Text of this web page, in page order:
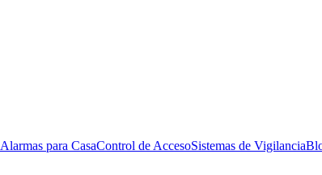
Alarmas para CasaControl de AccesoSistemas de Vigilancia